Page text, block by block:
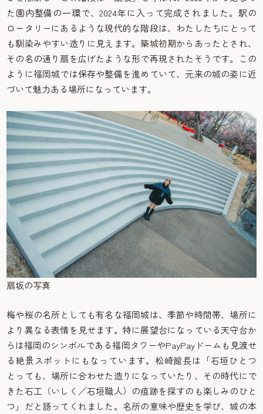
た園内整備の一環で、2024年に入って完成されました。駅の
ロータリーにあるような現代的な階段は、わたしたちにとって
も馴染みやすい造りに見えます。築城初期からあったとされ、
その名の通り扇を広げたような形で再現されたそうです。この
ように福岡城では保存や整備を進めていて、元来の城の姿に近
づいて魅力ある場所になっています。
扇坂の写真
梅や桜の名所としても有名な福岡城は、季節や時間帯、場所に
より異なる表情を見せます。特に展望台になっている天守台か
らは福岡のシンボルである福岡タワーやPayPayドームも見渡せ
る絶景スポットにもなっています。松崎館長は「石垣ひとつ
とっても、場所に合わせた造りになっていたり、その時代にで
きた石工（いしく／石垣職人）の痕跡を探すのも楽しみのひと
つ」だと語ってくれました。名所の意味や歴史を学び、城の本